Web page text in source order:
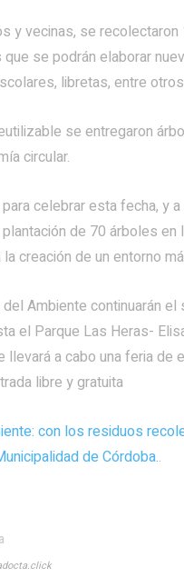
y vecinas, se
se podrán elaborar
libretas, entre
se entregaron
circular.
celebrar esta fecha, y
de 70 árboles
creación de un entorno
Ambiente continuarán el
el Parque Las Heras-
llevará a cabo una feria
libre y gratuita
con los residuos
de Córdoba..